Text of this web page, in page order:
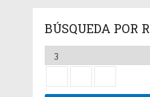
BÚSQUEDA POR